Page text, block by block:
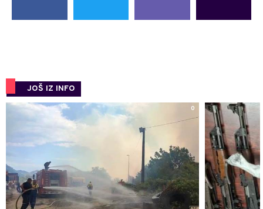
JOŠ IZ INFO
0